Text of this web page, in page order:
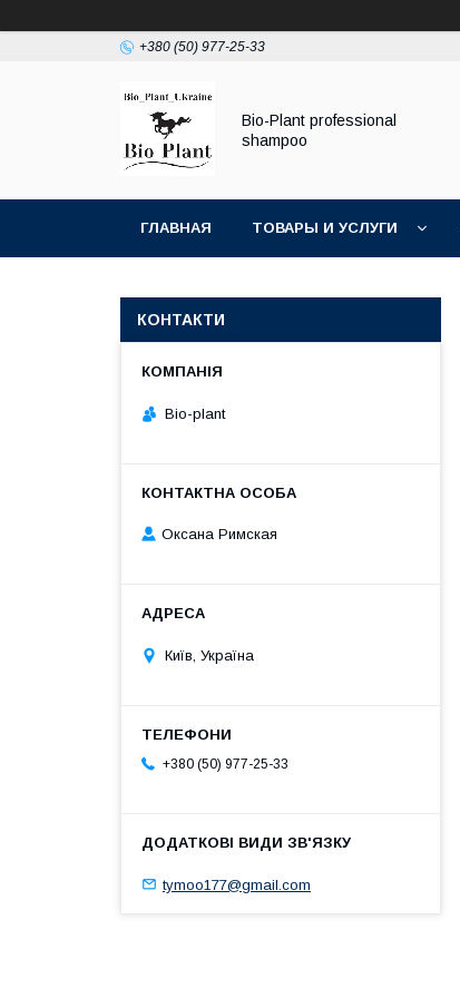
+380 (50) 977-25-33
Bio-Plant professional
shampoo
ГЛАВНАЯ ТОВАРЫ И УСЛУГИ
КОНТАКТИ
Bio-plant
Оксана Римская
Київ, Україна
+380 (50) 977-25-33
tymoo177@gmail.com